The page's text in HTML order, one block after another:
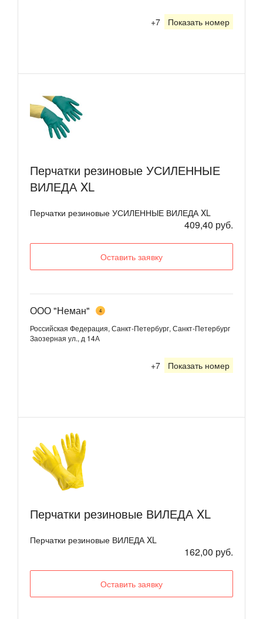
+7 Показать номер
Перчатки резиновые УСИЛЕННЫЕ
ВИЛЕДА XL
Перчатки резиновые УСИЛЕННЫЕ ВИЛЕДА XL
409,40 руб.
Оставить заявку
ООО "Неман" 4
Российская Федерация, Санкт-Петербург, Санкт-Петербург
Заозерная ул., д 14А
+7 Показать номер
Перчатки резиновые ВИЛЕДА XL
Перчатки резиновые ВИЛЕДА XL
162,00 руб.
Оставить заявку